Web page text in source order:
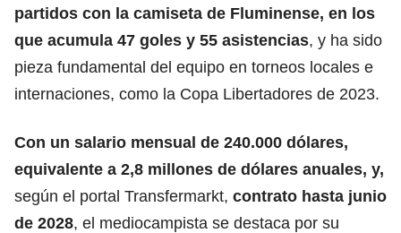
partidos con la camiseta de Fluminense, en los
que acumula 47 goles y 55 asistencias, y ha sido
pieza fundamental del equipo en torneos locales e
internaciones, como la Copa Libertadores de 2023.
Con un salario mensual de 240.000 dólares,
equivalente a 2,8 millones de dólares anuales, y,
según el portal Transfermarkt, contrato hasta junio
de 2028, el mediocampista se destaca por su